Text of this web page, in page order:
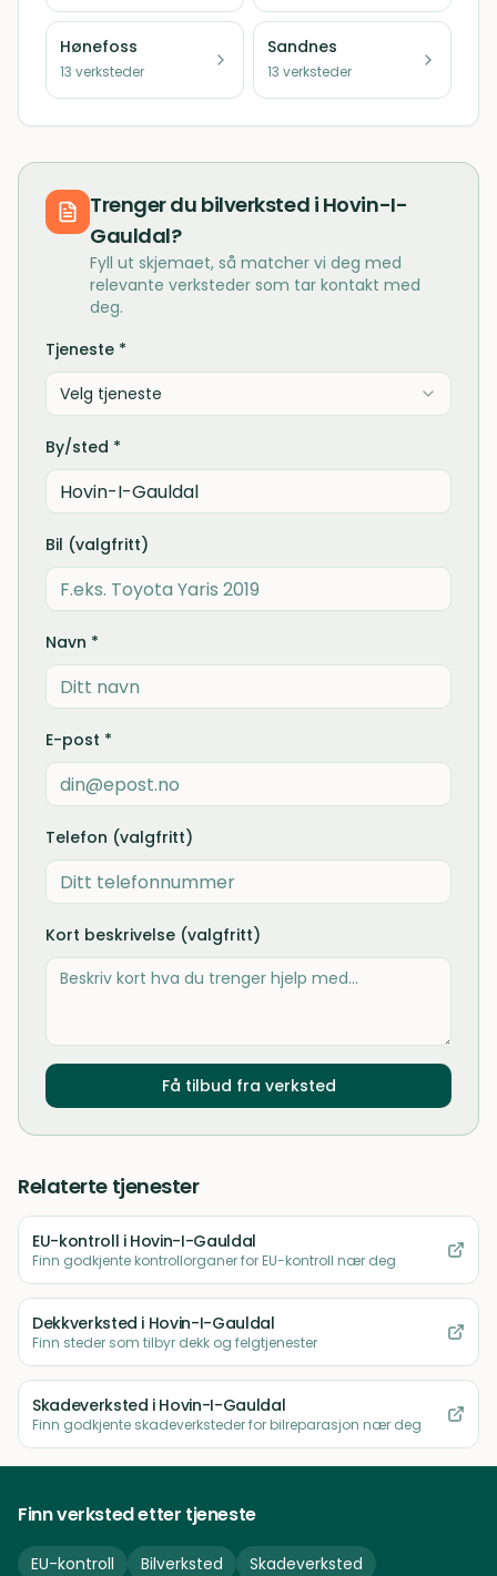
Hønefoss
13 verksteder
Sandnes
13 verksteder
Trenger du bilverksted i Hovin-I-
Gauldal?
Fyll ut skjemaet, så matcher vi deg med
relevante verksteder som tar kontakt med
deg.
Tjeneste *
Velg tjeneste
By/sted *
Bil (valgfritt)
Navn *
E-post *
Telefon (valgfritt)
Kort beskrivelse (valgfritt)
Få tilbud fra verksted
Relaterte tjenester
EU-kontroll i Hovin-I-Gauldal
Finn godkjente kontrollorganer for EU-kontroll nær deg
Dekkverksted i Hovin-I-Gauldal
Finn steder som tilbyr dekk og felgtjenester
Skadeverksted i Hovin-I-Gauldal
Finn godkjente skadeverksteder for bilreparasjon nær deg
Finn verksted etter tjeneste
EU-kontroll Bilverksted
Skadeverksted